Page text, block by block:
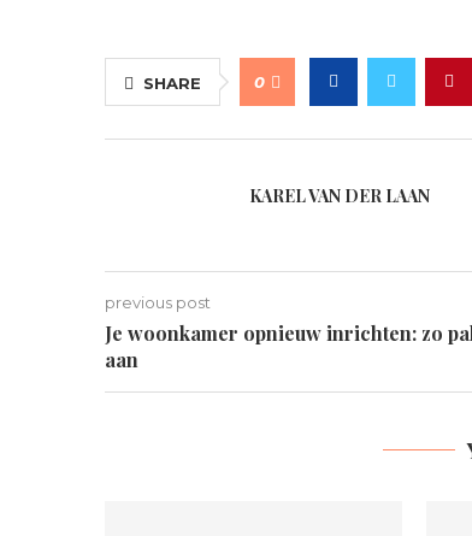
SHARE 0
KAREL VAN DER LAAN
previous post
Je woonkamer opnieuw inrichten: zo
aan